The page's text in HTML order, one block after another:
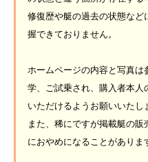
修復歴や艇の過去の状態な
握できておりません。
ホームページの内容と写真
学、ご試乗され、購入者本
いただけるようお願いいたし
また、稀にですが掲載艇の
におやめになることがありま